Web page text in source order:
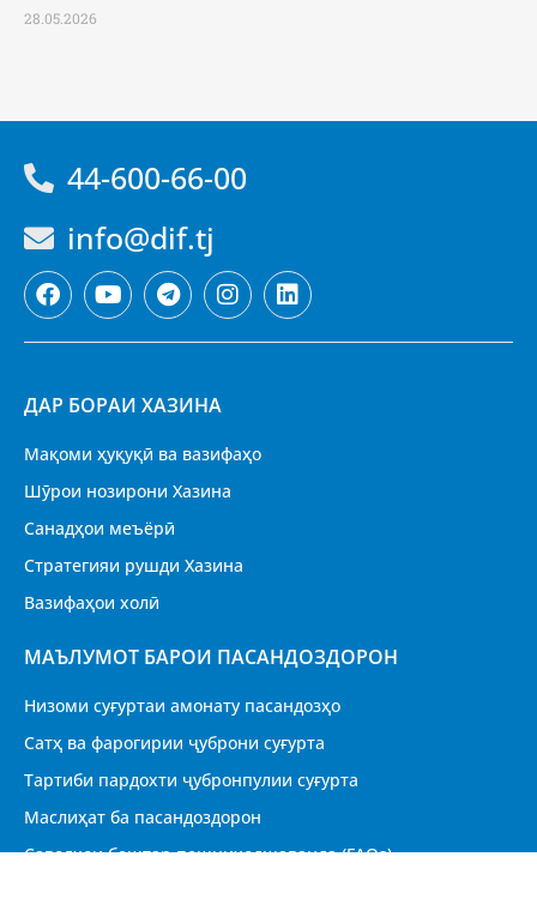
28.05.2026
44-600-66-00
info@dif.tj
ДАР БОРАИ ХАЗИНА
Мақоми ҳуқуқӣ ва вазифаҳо
Шӯрои нозирони Хазина
Санадҳои меъёрӣ
Стратегияи рушди Хазина
Вазифаҳои холӣ
МАЪЛУМОТ БАРОИ ПАСАНДОЗДОРОН
Низоми суғуртаи амонату пасандозҳо
Сатҳ ва фарогирии ҷуброни суғурта
Тартиби пардохти ҷубронпулии суғурта
Маслиҳат ба пасандоздорон
Саволҳои бештар пешниҳодшаванда (FAQs)